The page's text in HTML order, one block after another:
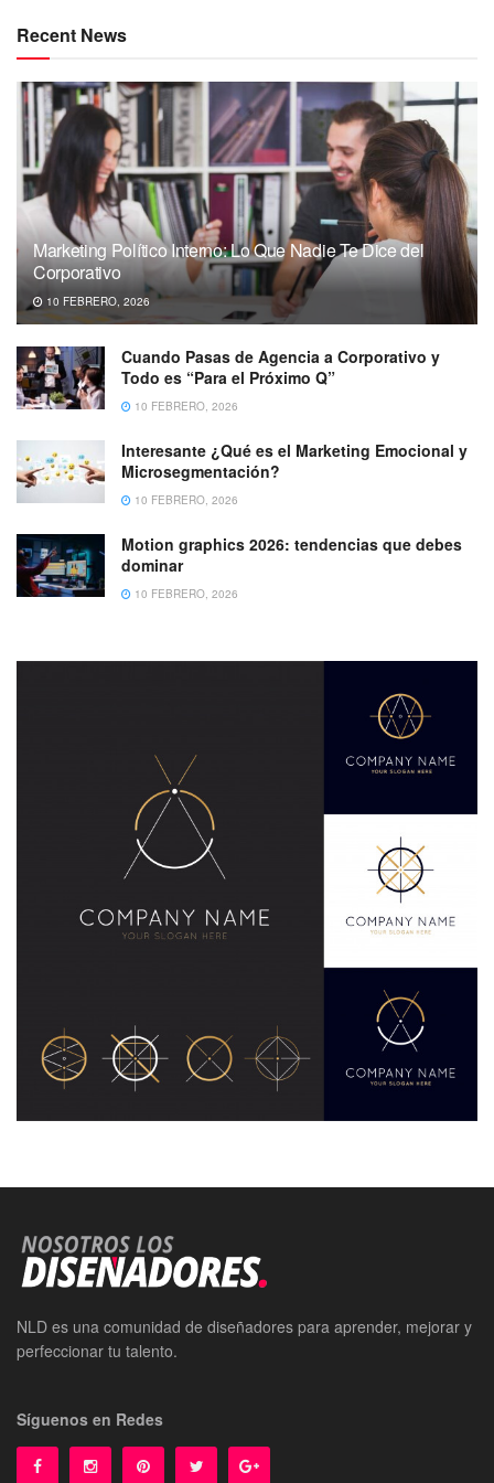
Recent News
Marketing Político Interno: Lo Que Nadie Te Dice del
Corporativo
10 FEBRERO, 2026
Cuando Pasas de Agencia a Corporativo y
Todo es “Para el Próximo Q”
10 FEBRERO, 2026
Interesante ¿Qué es el Marketing Emocional y
Microsegmentación?
10 FEBRERO, 2026
Motion graphics 2026: tendencias que debes
dominar
10 FEBRERO, 2026
NLD es una comunidad de diseñadores para aprender, mejorar y
perfeccionar tu talento.
Síguenos en Redes